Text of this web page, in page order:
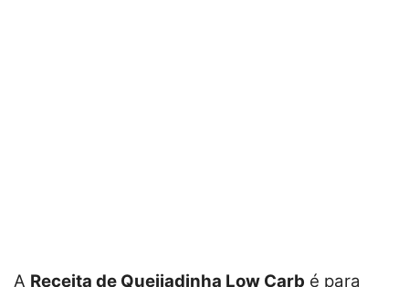
A Receita de Queijadinha Low Carb é para